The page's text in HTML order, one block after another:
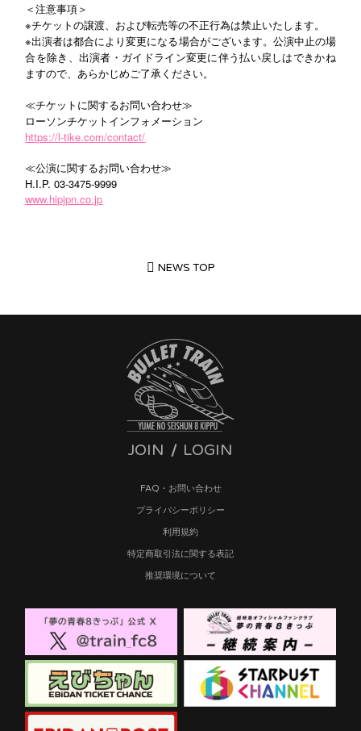
＜注意事項＞
※チケットの譲渡、および転売等の不正行為は禁止いたします。
※出演者は都合により変更になる場合がございます。公演中止の場
合を除き、出演者・ガイドライン変更に伴う払い戻しはできかね
ますので、あらかじめご了承ください。
≪チケットに関するお問い合わせ≫
ローソンチケットインフォメーション
https://l-tike.com/contact/
≪公演に関するお問い合わせ≫
H.I.P. 03-3475-9999
www.hipjpn.co.jp
NEWS TOP
JOIN LOGIN
FAQ・お問い合わせ
プライバシーポリシー
利用規約
特定商取引法に関する表記
推奨環境について